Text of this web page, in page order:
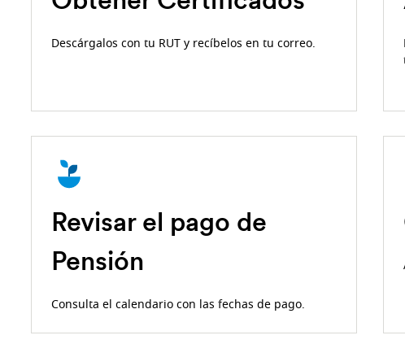
Descárgalos con tu RUT y recíbelos en tu correo.
Revisar el pago de
Pensión
Consulta el calendario con las fechas de pago.